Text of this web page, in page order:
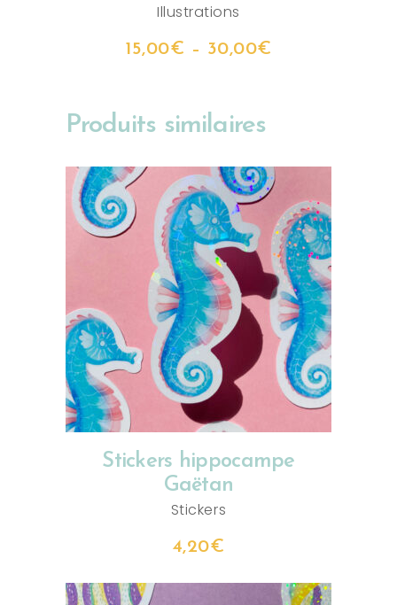
Illustrations
15,00€ – 30,00€
Produits similaires
AJOUTER AU PANIER
Stickers hippocampe
Gaëtan
Stickers
4,20€